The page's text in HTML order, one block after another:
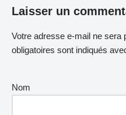
Laisser un
Votre adresse e-mail ne sera
obligatoires sont indiqués
Nom